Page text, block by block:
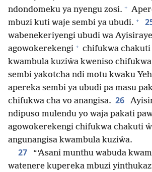
ndondomeku ya nyengu zosi. +
mbuzi kuti waje sembi ya ubudi. +
wabenekeriyengi ubudi wa
agowokerekengi + chifukwa chakuti
kwambula kuziŵa kweniso
sembi yakotcha ndi motu kwaku
apereka sembi ya ubudi pa masu
chifukwa cha vo anangisa. 26
ndipuso mulendu yo waja pakati
agowokerekengi chifukwa chakuti
angunangisa kwambula kuziŵa.
27
“‘Asani munthu wabuda
watenere kupereka mbuzi